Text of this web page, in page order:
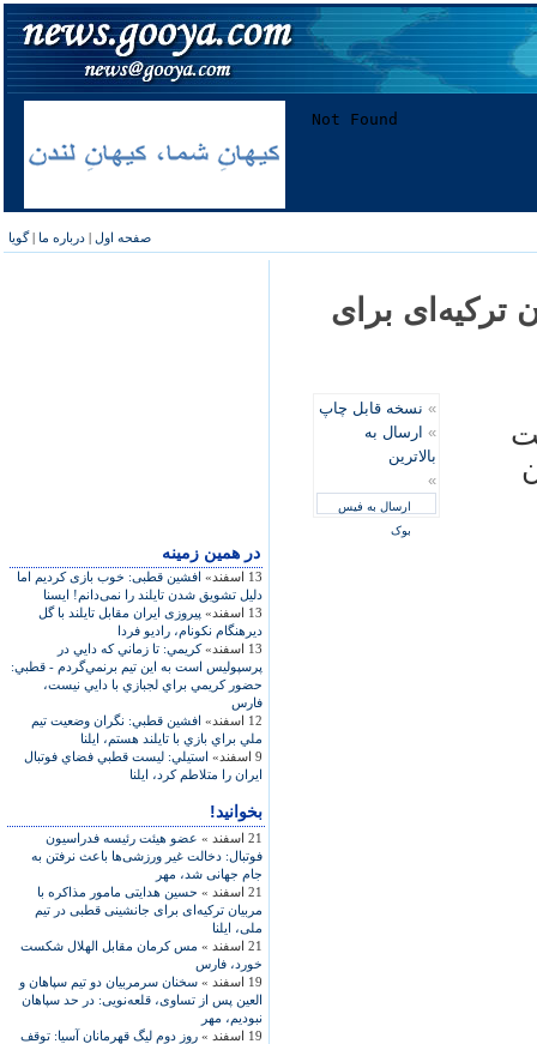
صفحه اول | درباره ما |گویا
در همين زمينه
13 اسفند»
افشين قطبی: خوب بازی کرديم اما
دليل تشويق‌ شدن تايلند را نمی‌دانم! ايسنا
13 اسفند»
پیروزی ایران مقابل تایلند با گل
ديرهنگام نکونام، راديو فردا
13 اسفند»
كريمي: تا زماني كه دايي در
پرسپوليس است به اين تيم برنمي‌گردم - قطبي:
حضور كريمي براي لجبازي با دايي نيست،
فارس
12 اسفند»
افشين قطبي: نگران وضعيت تيم
ملي براي بازي با تايلند هستم، ایلنا
9 اسفند»
استيلي: ليست قطبي فضاي فوتبال
ايران را متلاطم كرد، ایلنا
بخوانید!
21 اسفند »
عضو هيئت رئيسه فدراسيون
فوتبال: دخالت غير ورزشی‌ها باعث نرفتن به
جام جهانی شد، مهر
21 اسفند »
حسين هدايتی مامور مذاکره با
مربيان ترکيه‌ای برای جانشينی قطبی در تيم
ملی، ايلنا
21 اسفند »
مس كرمان مقابل الهلال شكست
خورد، فارس
19 اسفند »
سخنان سرمربيان دو تيم سپاهان و
العين پس از تساوی، قلعه‌نويی: در حد سپاهان
نبوديم، مهر
19 اسفند »
روز دوم ليگ قهرمانان آسيا: توقف
ترکيه‌ای برای
» نسخه قابل چاپ
» ارسال به
بالاترین
»
ارسال به فیس
بوک